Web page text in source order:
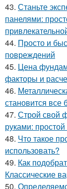
43. Станьте
панелями:
44. Просто и
повреждений
45. Цена
факторы и
46.
становится все
47. Строй свой
руками:
48. Что такое
использовать?
49. Как
Классические
50.